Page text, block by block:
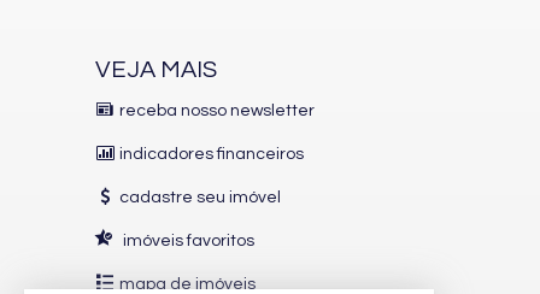
VEJA MAIS
receba nosso newsletter
indicadores financeiros
cadastre seu imóvel
imóveis favoritos
mapa de imóveis